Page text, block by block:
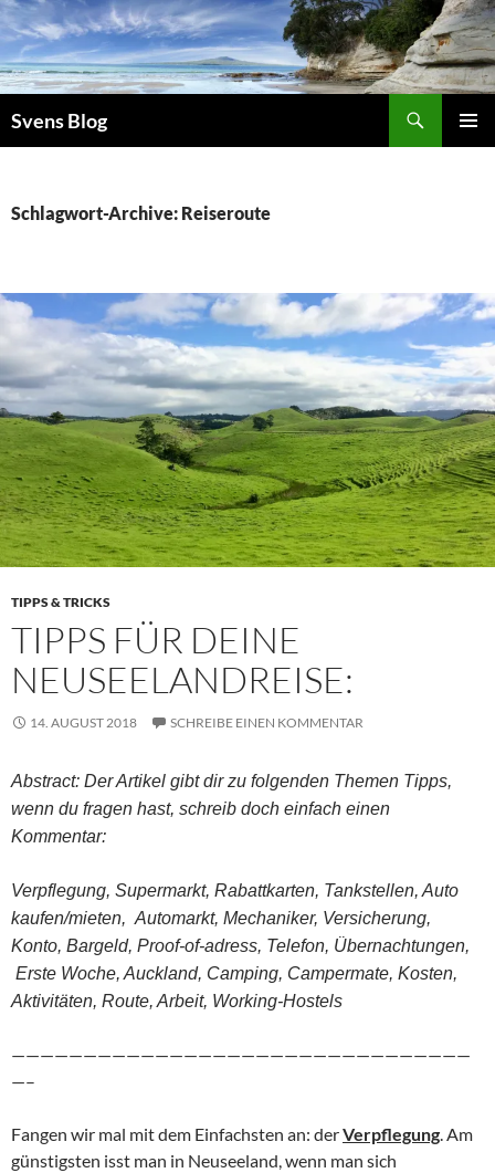
Svens Blog
Schlagwort-Archive: Reiseroute
TIPPS & TRICKS
TIPPS FÜR DEINE
NEUSEELANDREISE:
14. AUGUST 2018 SCHREIBE EINEN KOMMENTAR
Abstract: Der Artikel gibt dir zu folgenden Themen Tipps,
wenn du fragen hast, schreib doch einfach einen
Kommentar:
Verpflegung, Supermarkt, Rabattkarten, Tankstellen, Auto
kaufen/mieten, Automarkt, Mechaniker, Versicherung,
Konto, Bargeld, Proof-of-adress, Telefon, Übernachtungen,
Erste Woche, Auckland, Camping, Campermate, Kosten,
Aktivitäten, Route, Arbeit, Working-Hostels
————————————————————————————————
—–
Fangen wir mal mit dem Einfachsten an: derVerpflegung. Am
günstigsten isst man in Neuseeland, wenn man sich